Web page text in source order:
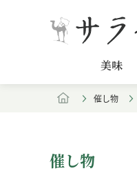
美味
催し物
催し物